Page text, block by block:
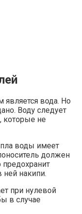
вода. Но
Воду следует
которые не
воды имеет
должен
предохранит
ней накипи.
при нулевой
в случае